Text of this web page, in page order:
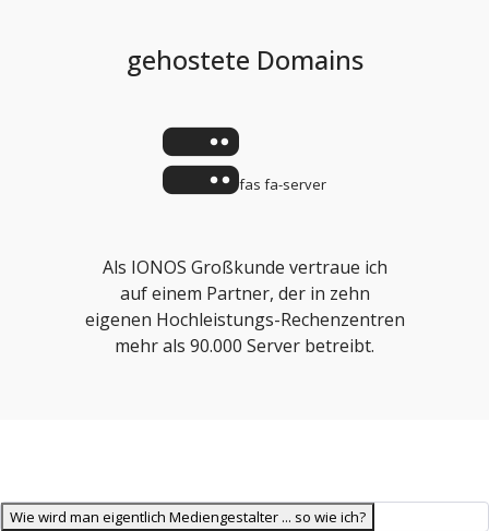
gehostete Domains
fas fa-server
Als IONOS Großkunde vertraue ich
auf einem Partner, der in zehn
eigenen Hochleistungs-Rechenzentren
mehr als 90.000 Server betreibt.
Wie wird man eigentlich Mediengestalter ... so wie ich?